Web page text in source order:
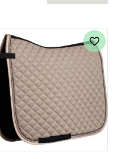
i favoriter